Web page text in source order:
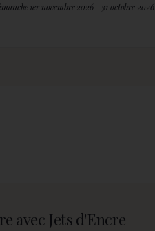
1er novembre 2026 - 31 octobre 2026
avec Jets d'Encre